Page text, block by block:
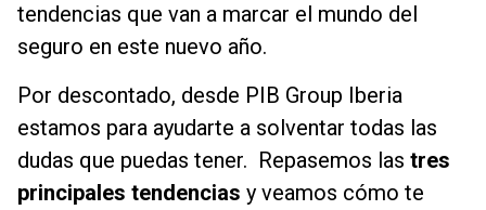
tendencias que van a marcar el mundo del
seguro en este nuevo año.
Por descontado, desde PIB Group Iberia
estamos para ayudarte a solventar todas las
dudas que puedas tener. Repasemos las tres
principales tendencias y veamos cómo te